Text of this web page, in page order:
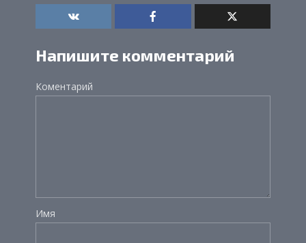
Напишите комментарий
Коментарий
Имя